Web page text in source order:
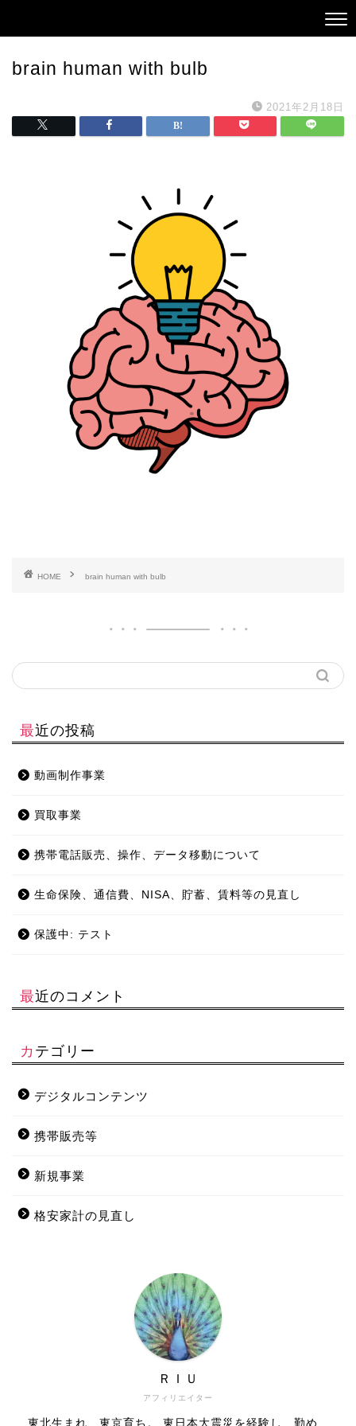
brain human with bulb
2021年2月18日
HOME brain human with bulb
最近の投稿
動画制作事業
買取事業
携帯電話販売、操作、データ移動について
生命保険、通信費、NISA、貯蓄、賃料等の見直し
保護中: テスト
最近のコメント
カテゴリー
デジタルコンテンツ
携帯販売等
新規事業
格安家計の見直し
アフィリエイター
ＲＩＵ
東北生まれ、東京育ち。 東日本大震災を経験し、勤め